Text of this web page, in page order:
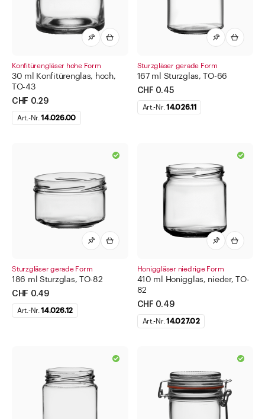
Konfitürengläser hohe Form
30 ml Konfitürenglas, hoch,
TO-43
CHF 0.29
Art.-Nr.14.026.00
Sturzgläser gerade Form
167 ml Sturzglas, TO-66
CHF 0.45
Art.-Nr. 14.026.11
Sturzgläser gerade Form
186 ml Sturzglas, TO-82
CHF 0.49
Art.-Nr.14.026.12
Honiggläser niedrige Form
410 ml Honigglas, nieder, TO-
82
CHF 0.49
Art.-Nr. 14.027.02